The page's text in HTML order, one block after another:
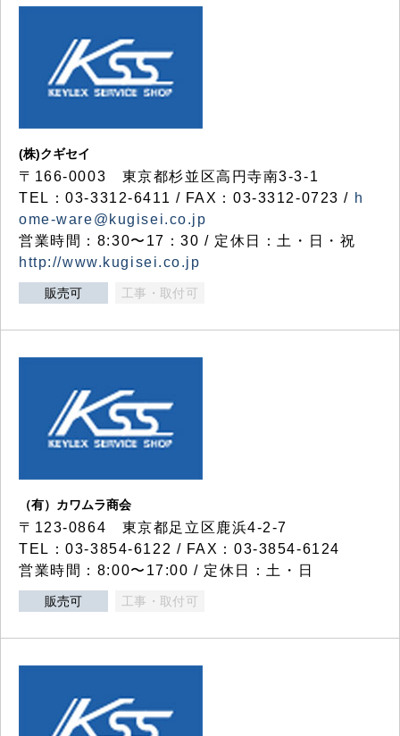
(株)クギセイ
〒166-0003 東京都杉並区高円寺南3-3-1
TEL：03-3312-6411 / FAX：03-3312-0723 / h
ome-ware@kugisei.co.jp
営業時間：8:30〜17：30 / 定休日：土・日・祝
http://www.kugisei.co.jp
販売可 工事・取付可
（有）カワムラ商会
〒123-0864 東京都足立区鹿浜4-2-7
TEL：03-3854-6122 / FAX：03-3854-6124
営業時間：8:00〜17:00 / 定休日：土・日
販売可 工事・取付可